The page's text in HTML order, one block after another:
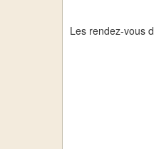
Les rendez-vous